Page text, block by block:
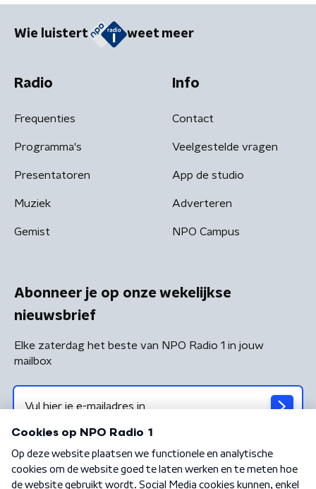
Wie luistert weet meer
Radio
Frequenties
Programma's
Presentatoren
Muziek
Gemist
Info
Contact
Veelgestelde vragen
App de studio
Adverteren
NPO Campus
Abonneer je op onze wekelijkse
nieuwsbrief
Elke zaterdag het beste van NPO Radio 1 in jouw
mailbox